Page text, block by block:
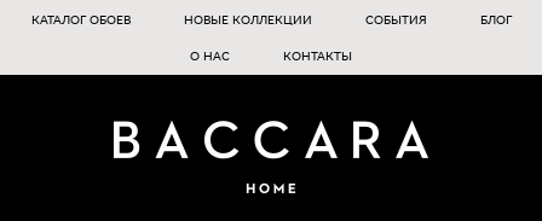
КАТАЛОГ ОБОЕВ НОВЫЕ КОЛЛЕКЦИИ СОБЫТИЯ БЛОГ
О НАС КОНТАКТЫ